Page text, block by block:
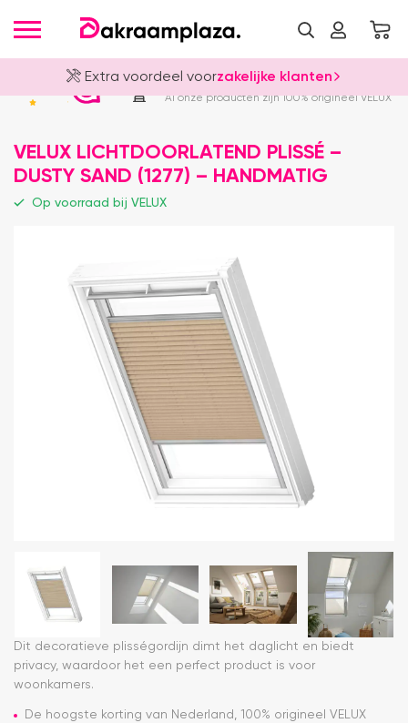
Extra voordeel voorzakelijke klanten
Officieel VELUX Dealer
Al onze producten zijn 100% origineel VELUX
VELUX LICHTDOORLATEND PLISSÉ –
DUSTY SAND (1277) – HANDMATIG
Op voorraad bij VELUX
Dit decoratieve plisségordijn dimt het daglicht en biedt
privacy, waardoor het een perfect product is voor
woonkamers.
De hoogste korting van Nederland, 100% origineel VELUX